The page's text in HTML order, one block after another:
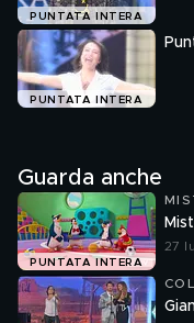
PUNTATA INTERA
PUNTATA INTERA
Guarda anche
PUNTATA INTERA
27